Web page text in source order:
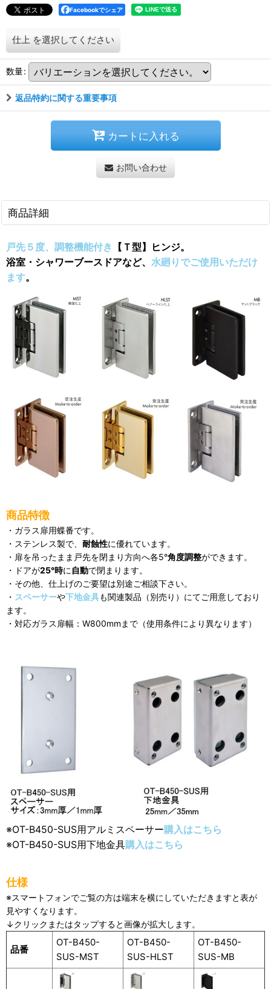
Facebookでシェア
仕上 を選択してください
数量:
返品特約に関する重要事項
カートに入れる
お問い合わせ
商品詳細
戸先５度、調整機能付き
【Ｔ型】ヒンジ。
浴室・シャワーブースドアなど、 水廻りでご使用いただけ
ます。
商品特徴
・ガラス扉用蝶番です。
・ステンレス製で、 耐蝕性に優れています。
・扉を吊ったまま戸先を閉まり方向へ各5°角度調整ができます。
・ドアが25°時に 自動で閉まります。
・その他、仕上げのご要望は別途ご相談下さい。
・ スペーサーや下地金具も関連製品（別売り）にてご用意しており
ます。
・対応ガラス扉幅：W800mmまで（使用条件により異なります）
※OT-B450-SUS用アルミスペーサー購入はこちら
※OT-B450-SUS用下地金具購入はこちら
仕様
※スマートフォンでご覧の方は端末を横にしていただきますと表が
見やすくなります。
↓クリックまたはタップすると画像が拡大します。
品番
OT-B450-
SUS-MST
OT-B450-
SUS-HLST
OT-B450-
SUS-MB